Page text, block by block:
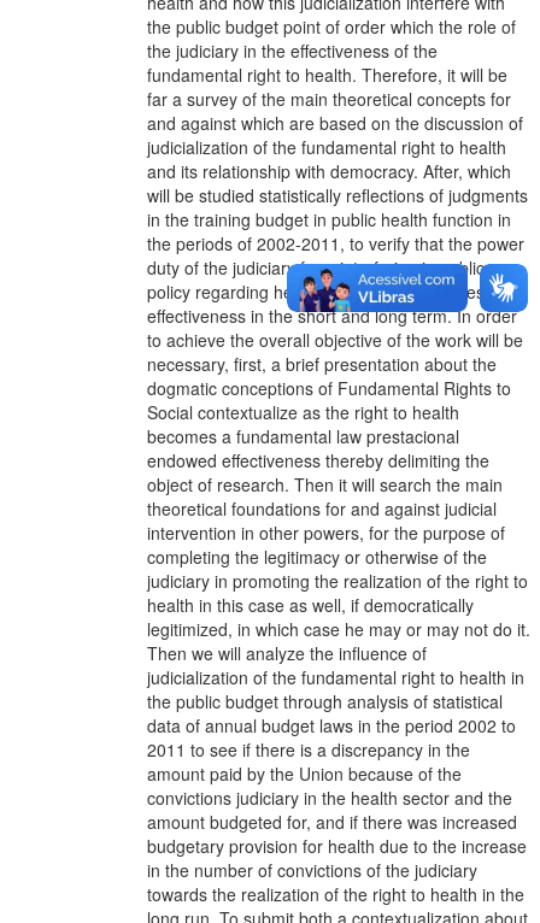
the public budget point of order which the role of
the judiciary in the effectiveness of the
fundamental right to health. Therefore, it will be
far a survey of the main theoretical concepts for
and against which are based on the discussion of
judicialization of the fundamental right to health
and its relationship with democracy. After, which
will be studied statistically reflections of judgments
in the training budget in public health function in
the periods of 2002-2011, to verify that the power
duty of the judiciary from interfering in public
policy regarding health affects or contributes to its
effectiveness in the short and long term. In order
to achieve the overall objective of the work will be
necessary, first, a brief presentation about the
dogmatic conceptions of Fundamental Rights to
Social contextualize as the right to health
becomes a fundamental law prestacional
endowed effectiveness thereby delimiting the
object of research. Then it will search the main
theoretical foundations for and against judicial
intervention in other powers, for the purpose of
completing the legitimacy or otherwise of the
judiciary in promoting the realization of the right to
health in this case as well, if democratically
legitimized, in which case he may or may not do it.
Then we will analyze the influence of
judicialization of the fundamental right to health in
the public budget through analysis of statistical
data of annual budget laws in the period 2002 to
2011 to see if there is a discrepancy in the
amount paid by the Union because of the
convictions judiciary in the health sector and the
amount budgeted for, and if there was increased
budgetary provision for health due to the increase
in the number of convictions of the judiciary
towards the realization of the right to health in the
long run. To submit both a contextualization about